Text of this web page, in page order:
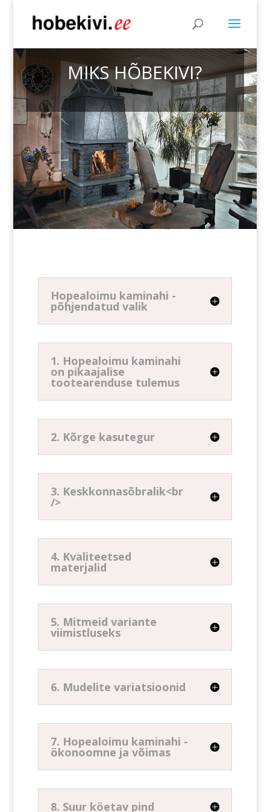
MIKS HÕBEKIVI?
Hopealoimu kaminahi -
põhjendatud valik
1. Hopealoimu kaminahi
on pikaajalise
tootearenduse tulemus
2. Kõrge kasutegur
3. Keskkonnasõbralik<br
/>
4. Kvaliteetsed
materjalid
5. Mitmeid variante
viimistluseks
6. Mudelite variatsioonid
7. Hopealoimu kaminahi -
ökonoomne ja võimas
8. Suur köetav pind